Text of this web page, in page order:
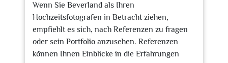
Wenn Sie Beverland als Ihren
Hochzeitsfotografen in Betracht ziehen,
empfiehlt es sich, nach Referenzen zu fragen
oder sein Portfolio anzusehen. Referenzen
können Ihnen Einblicke in die Erfahrungen